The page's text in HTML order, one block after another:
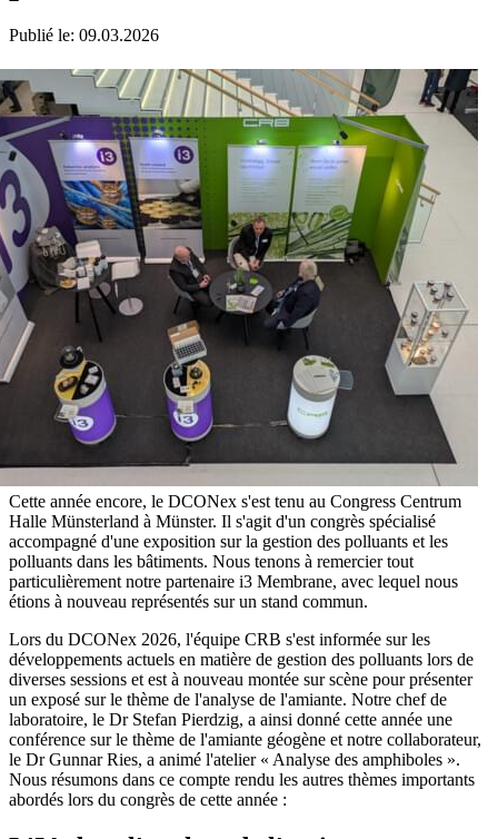
Publié le: 09.03.2026
Cette année encore, le DCONex s'est tenu au Congress Centrum
Halle Münsterland à Münster. Il s'agit d'un congrès spécialisé
accompagné d'une exposition sur la gestion des polluants et les
polluants dans les bâtiments. Nous tenons à remercier tout
particulièrement notre partenaire i3 Membrane, avec lequel nous
étions à nouveau représentés sur un stand commun.
Lors du DCONex 2026, l'équipe CRB s'est informée sur les
développements actuels en matière de gestion des polluants lors de
diverses sessions et est à nouveau montée sur scène pour présenter
un exposé sur le thème de l'analyse de l'amiante. Notre chef de
laboratoire, le Dr Stefan Pierdzig, a ainsi donné cette année une
conférence sur le thème de l'amiante géogène et notre collaborateur,
le Dr Gunnar Ries, a animé l'atelier « Analyse des amphiboles ».
Nous résumons dans ce compte rendu les autres thèmes importants
abordés lors du congrès de cette année :